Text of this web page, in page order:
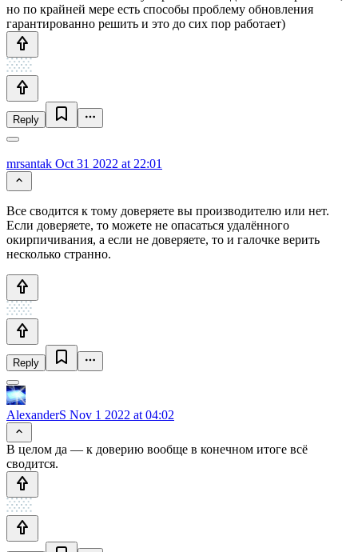
но по крайней мере есть способы проблему обновления
гарантированно решить и это до сих пор работает)
Reply
mrsantak Oct 31 2022 at 22:01
Все сводится к тому доверяете вы производителю или нет.
Если доверяете, то можете не опасаться удалённого
окирпичивания, а если не доверяете, то и галочке верить
несколько странно.
Reply
AlexanderS Nov 1 2022 at 04:02
В целом да — к доверию вообще в конечном итоге всё
сводится.